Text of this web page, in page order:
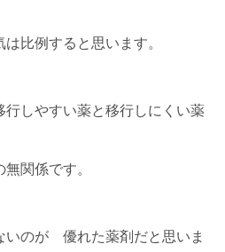
比例すると思います。
しやすい薬と移行しにくい薬
関係です。
いのが 優れた薬剤だと思いま